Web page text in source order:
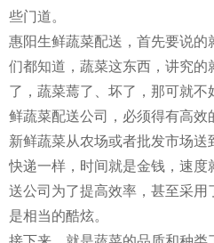
些门道。
惠阳生鲜蔬菜配送，首先要说的
们都知道，蔬菜这东西，讲究的
了，蔬菜蔫了、坏了，那可就
鲜蔬菜配送公司，必须得有高
新鲜蔬菜从农场或者批发市场
快递一样，时间就是金钱，速
送公司为了提高效率，甚至采
是相当的酷炫。